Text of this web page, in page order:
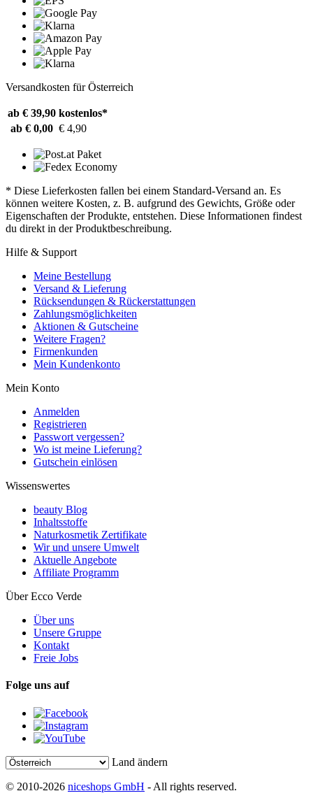
Versandkosten für Österreich
ab € 39,90 kostenlos*
ab € 0,00 € 4,90
* Diese Lieferkosten fallen bei einem Standard-Versand an. Es
können weitere Kosten, z. B. aufgrund des Gewichts, Größe oder
Eigenschaften der Produkte, entstehen. Diese Informationen findest
du direkt in der Produktbeschreibung.
Hilfe & Support
Meine Bestellung
Versand & Lieferung
Rücksendungen & Rückerstattungen
Zahlungsmöglichkeiten
Aktionen & Gutscheine
Weitere Fragen?
Firmenkunden
Mein Kundenkonto
Mein Konto
Anmelden
Registrieren
Passwort vergessen?
Wo ist meine Lieferung?
Gutschein einlösen
Wissenswertes
beauty Blog
Inhaltsstoffe
Naturkosmetik Zertifikate
Wir und unsere Umwelt
Aktuelle Angebote
Affiliate Programm
Über Ecco Verde
Über uns
Unsere Gruppe
Kontakt
Freie Jobs
Folge uns auf
Land ändern
© 2010-2026 niceshops GmbH - All rights reserved.